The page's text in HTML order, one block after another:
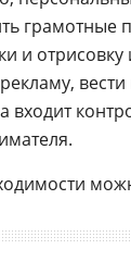
и
входит